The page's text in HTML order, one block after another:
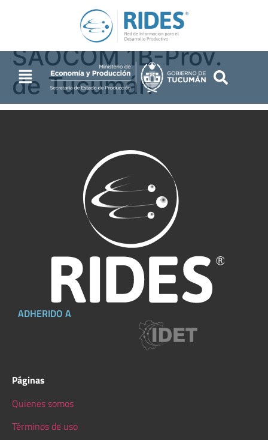
Pauli-Misión
SAOCOM 1B-Prov.
de Tucumán
ADHERIDO A
Páginas
Quienes somos
Términos de uso